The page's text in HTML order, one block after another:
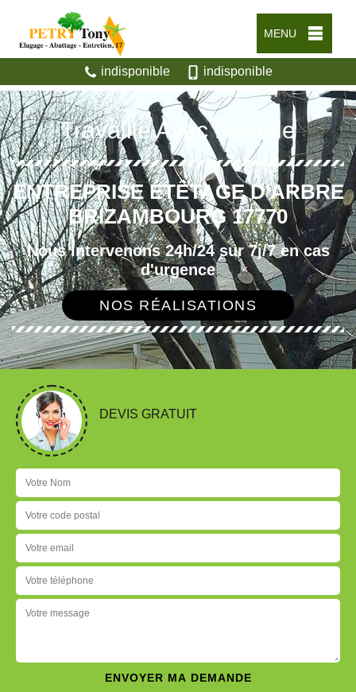
MENU
indisponible indisponible
Travaille Avec Nacelle
ENTREPRISE ÉTÊTAGE D'ARBRE
BRIZAMBOURG 17770
Nous intervenons 24h/24 sur 7j/7 en cas
d'urgence
NOS RÉALISATIONS
DEVIS GRATUIT